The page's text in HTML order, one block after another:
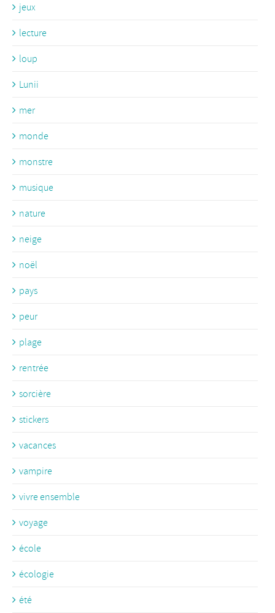
jeux
lecture
loup
Lunii
mer
monde
monstre
musique
nature
neige
noël
pays
peur
plage
rentrée
sorcière
stickers
vacances
vampire
vivre ensemble
voyage
école
écologie
été